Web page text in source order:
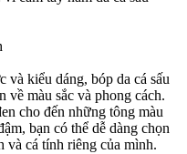
và kiểu dáng, bóp da cá sấu
về màu sắc và phong cách.
cho đến những tông màu
bạn có thể dễ dàng chọn
và cá tính riêng của mình.